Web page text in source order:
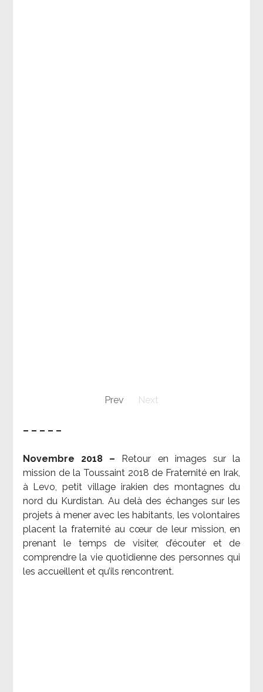
Prev Next
– – – – –
Novembre 2018 –
Retour en images sur la
mission de la Toussaint 2018 de Fraternité en Irak,
à Levo, petit village irakien des montagnes du
nord du Kurdistan. Au delà des échanges sur les
projets à mener avec les habitants, les volontaires
placent la fraternité au cœur de leur mission, en
prenant le temps de visiter, d’écouter et de
comprendre la vie quotidienne des personnes qui
les accueillent et qu’ils rencontrent.